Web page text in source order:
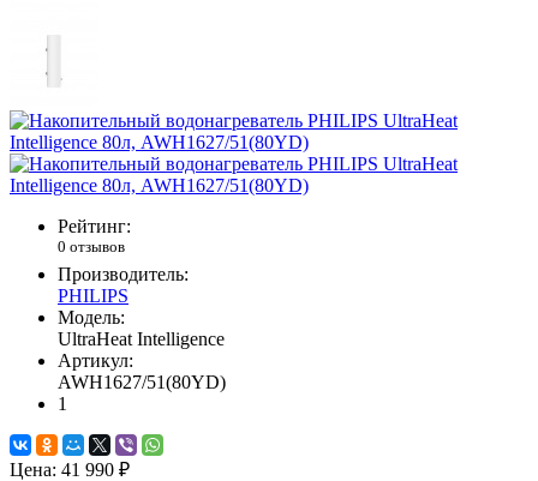
Рейтинг:
0 отзывов
Производитель:
PHILIPS
Модель:
UltraHeat Intelligence
Артикул:
AWH1627/51(80YD)
1
Цена: 41 990 ₽